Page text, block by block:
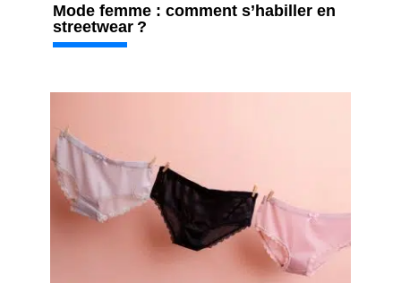
Mode femme : comment s’habiller en
streetwear ?